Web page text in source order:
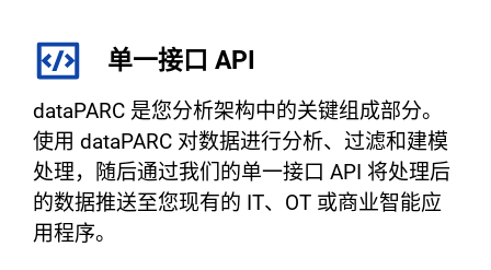
单一接口 API
dataPARC 是您分析架构中的关键组成部分。
使用 dataPARC 对数据进行分析、过滤和建模
处理，随后通过我们的单一接口 API 将处理后
的数据推送至您现有的 IT、OT 或商业智能应
用程序。